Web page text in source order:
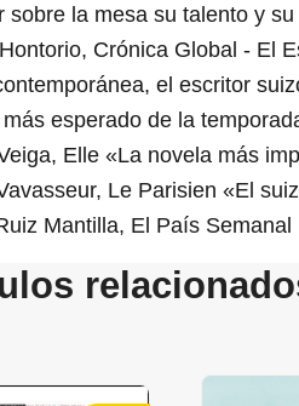
sobre la mesa su talento y
Crónica Global - El
el escritor
esperado de la
Elle «La novela más
Le Parisien «El
Mantilla, El País Semanal